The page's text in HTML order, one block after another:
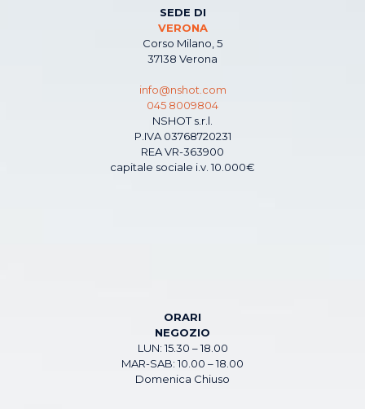
SEDE DI
VERONA
Corso Milano, 5
37138 Verona
info@nshot.com
045 8009804
NSHOT s.r.l.
P.IVA 03768720231
REA VR-363900
capitale sociale i.v. 10.000€
ORARI
NEGOZIO
LUN: 15.30 – 18.00
MAR-SAB: 10.00 – 18.00
Domenica Chiuso